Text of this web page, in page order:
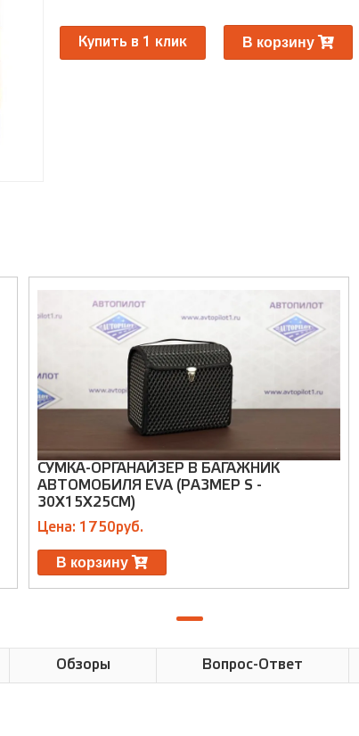
Купить в 1 клик В корзину
СУМКА-ОРГАНАЙЗЕР В БАГАЖНИК
АВТОМОБИЛЯ EVA (РАЗМЕР S -
30X15X25СМ)
Цена: 1750руб.
В корзину
Обзоры Вопрос-Ответ